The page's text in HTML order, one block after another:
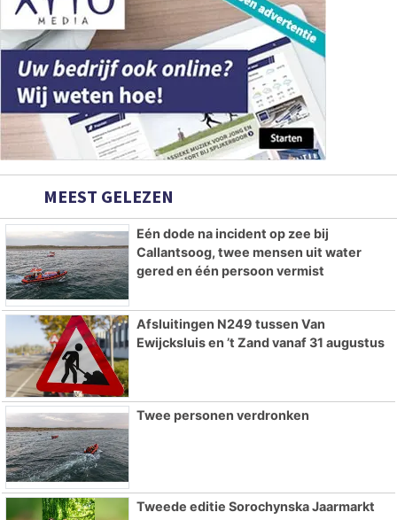
MEEST GELEZEN
Eén dode na incident op zee bij
Callantsoog, twee mensen uit water
gered en één persoon vermist
Afsluitingen N249 tussen Van
Ewijcksluis en ’t Zand vanaf 31 augustus
Twee personen verdronken
Tweede editie Sorochynska Jaarmarkt